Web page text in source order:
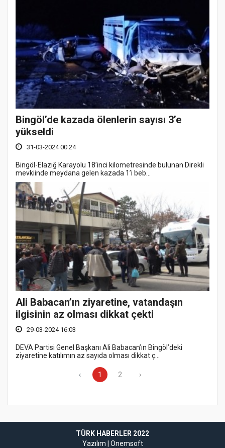
Bingöl’de kazada ölenlerin sayısı 3’e
yükseldi
31-03-2024 00:24
Bingöl-Elazığ Karayolu 18’inci kilometresinde bulunan Direkli
mevkiinde meydana gelen kazada 1’i beb...
Ali Babacan’ın ziyaretine, vatandaşın
ilgisinin az olması dikkat çekti
29-03-2024 16:03
DEVA Partisi Genel Başkanı Ali Babacan’ın Bingöl’deki
ziyaretine katılımın az sayıda olması dikkat ç...
‹ 1 2 ›
TÜRK HABERLER 2022
Yazılım | Onemsoft